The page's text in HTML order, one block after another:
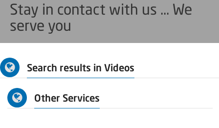
Stay in contact with us ... We
serve you
Search results in Videos
Other Services